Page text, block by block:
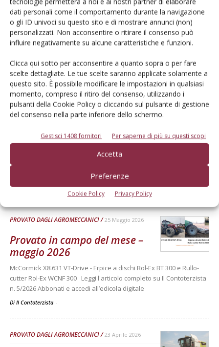
dati personali come il comportamento durante la navigazione
o gli ID univoci su questo sito e di mostrare annunci (non)
personalizzati. Non acconsentire o ritirare il consenso può
influire negativamente su alcune caratteristiche e funzioni.
Clicca qui sotto per acconsentire a quanto sopra o per fare
scelte dettagliate. Le tue scelte saranno applicate solamente a
questo sito. È possibile modificare le impostazioni in qualsiasi
momento, compreso il ritiro del consenso, utilizzando i
pulsanti della Cookie Policy o cliccando sul pulsante di gestione
del consenso nella parte inferiore dello schermo.
Gestisci 1408 fornitori Per saperne di più su questi scopi
Accetta
Preferenze
Cookie Policy Privacy Policy
Dalla stessa categoria
PROVATO DAGLI AGROMECCANICI 25 Maggio 2026
McCormick X8.631 VT-Drive
Verifica effettuata su una macchina con all’attivo 300 ore
Di Ottavio Repetti-
Erpice a dischi Rol-Ex BT 300 e
rullo-cutter Rol-Ex WCNF 300
Verifica effettuata su una macchina con all’attivo una stagione
Di Ottavio Repetti-
PROVATO DAGLI AGROMECCANICI 25 Maggio 2026
Provato in campo del mese –
maggio 2026
McCormick X8.631 VT-Drive - Erpice a dischi Rol-Ex BT 300 e Rullo-
cutter Rol-Ex WCNF 300 Leggi l'articolo completo su Il Contoterzista
n. 5/2026 Abbonati e accedi all’edicola digitale
Di Il Contoterzista -
PROVATO DAGLI AGROMECCANICI 23 Aprile 2026